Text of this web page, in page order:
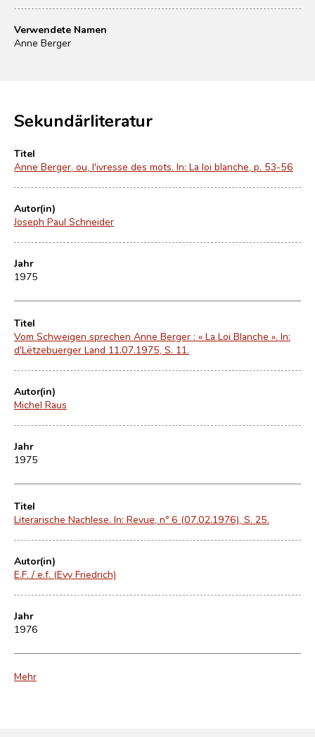
Verwendete Namen
Anne Berger
Sekundärliteratur
Titel
Anne Berger, ou, l'ivresse des mots. In: La loi blanche, p. 53-56
Autor(in)
Joseph Paul Schneider
Jahr
1975
Titel
Vom Schweigen sprechen Anne Berger : « La Loi Blanche ». In:
d'Lëtzebuerger Land 11.07.1975, S. 11.
Autor(in)
Michel Raus
Jahr
1975
Titel
Literarische Nachlese. In: Revue, nº 6 (07.02.1976), S. 25.
Autor(in)
E.F. / e.f. (Evy Friedrich)
Jahr
1976
Mehr